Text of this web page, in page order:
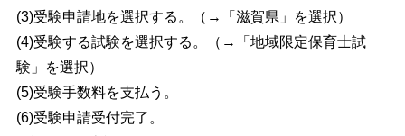
(3)受験申請地を選択する。（→「滋賀県」を選択）
(4)受験する試験を選択する。（→「地域限定保育士試
験」を選択）
(5)受験手数料を支払う。
(6)受験申請受付完了。